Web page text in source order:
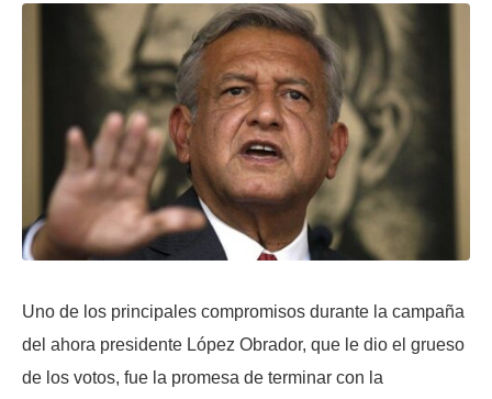
Uno de los principales compromisos durante la campaña
del ahora presidente López Obrador, que le dio el grueso
de los votos, fue la promesa de terminar con la